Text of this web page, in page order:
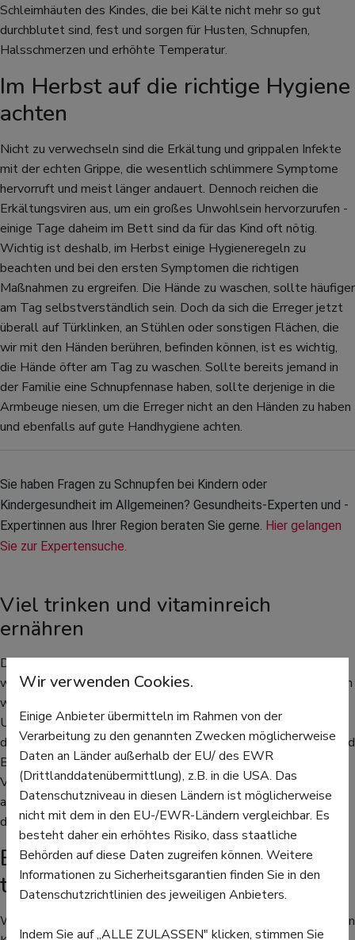
Schleimhäuten des Kindes, die bei Kälte nicht mehr so gut
durchblutet sind, fest und sorgen für Husten, Schnupfen,
Halsschmerzen und erhöhte Temperatur.
Im Herbst auf die richtige Hygiene
achten
Nicht zu verwechseln sind die Erkältung und grippalen Infekte
mit der echten Grippe, die wesentlich schlimmere Symptome
hervorruft und meist länger andauert. Dennoch reichen die
Erkältungsviren aus, um ein großes Unwohlsein hervorzurufen -
einige Tage daheim im Bett sind da für das Kind oft nötig.
Wichtig ist deshalb, im Herbst einige Hygieneregeln zu
beachten und bei den ersten Symptomen die richtigen
Maßnahmen zu ergreifen. Die Hände zu waschen, sollte häufiger
am Tag selbstverständlich sein. Doch da sich die Erreger jetzt
überall auf Türklinken, an Stühlen oder sonstigen Flächen, die
wir mit den Händen berühren, befinden können, ist es wichtig,
die Hände öfter am Tag zu waschen. Sollte bereits jemand in
der Familie eine Schnupfennase haben, sollte derjenige in die
Armbeuge niesen, um die Erreger nicht an den Händen zu haben
und ebenfalls auf gute Handhygiene achten.
Sie haben Fragen zu Schnupfen bei Kindern oder
Kindergesundheit im Allgemeinen? Gesundheits-Experten und -
Expertinnen aus Ihrer Region beraten Sie gerne. Hier gelangen
Sie zur Expertensuche.
Viel trinken und vitaminreich
ernähren
Die warme Heizungsluft trocknet die Schleimhäute aus, so
werden sie noch anfälliger für Viren. Deshalb ist es wichtig, auch
wenn es kalt ist, regelmäßig zu lüften und genug zu trinken.
Und nicht nur trinken hilft - die richtige Ernährung unterstützt
das Immunsystem, das jetzt gut damit beschäftigt ist, Viren und
Bakterien unschädlich zu machen. Obst und Gemüse mit vielen
Vitaminen sollten jetzt unbedingt auf dem Teller landen. Und
auch wenn es kühler ist, sollte man an die frische Luft gehen,
denn das hält den Körper und das Immunsystem zusätzlich fit.
Ein paar Tage daheim ausruhen
tut allen gut
Wer seinen Mitmenschen - und vor allem den anderen Kindern in
Wir verwenden Cookies.
Einige Anbieter übermitteln im Rahmen von der
Verarbeitung zu den genannten Zwecken möglicherweise
Daten an Länder außerhalb der EU/ des EWR
(Drittlanddatenübermittlung), z.B. in die USA. Das
Datenschutzniveau in diesen Ländern ist möglicherweise
nicht mit dem in den EU-/EWR-Ländern vergleichbar. Es
besteht daher ein erhöhtes Risiko, dass staatliche
Behörden auf diese Daten zugreifen können. Weitere
Informationen zu Sicherheitsgarantien finden Sie in den
Datenschutzrichtlinien des jeweiligen Anbieters.
Indem Sie auf „ALLE ZULASSEN" klicken, stimmen Sie